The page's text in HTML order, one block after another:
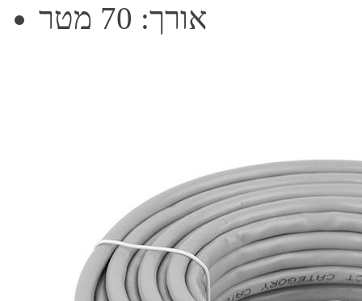
אורך: 70 מטר